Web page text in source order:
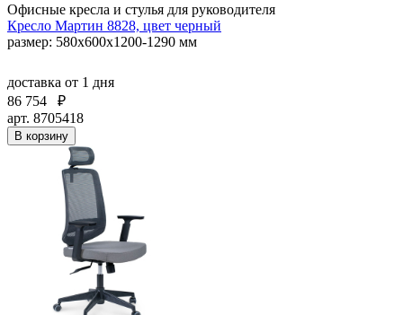
Офисные кресла и стулья для руководителя
Кресло Мартин 8828, цвет черный
размер: 580х600х1200-1290 мм
доставка от 1 дня
86 754
₽
арт. 8705418
В корзину